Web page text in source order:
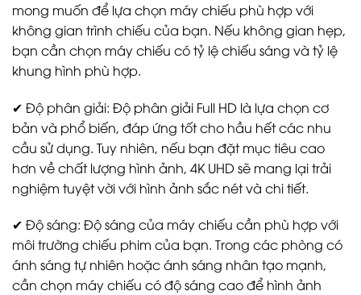
mong muốn để lựa chọn máy chiếu phù hợp với
không gian trình chiếu của bạn. Nếu không gian hẹp,
bạn cần chọn máy chiếu có tỷ lệ chiếu sáng và tỷ lệ
khung hình phù hợp.
✔ Độ phân giải: Độ phân giải Full HD là lựa chọn cơ
bản và phổ biến, đáp ứng tốt cho hầu hết các nhu
cầu sử dụng. Tuy nhiên, nếu bạn đặt mục tiêu cao
hơn về chất lượng hình ảnh, 4K UHD sẽ mang lại trải
nghiệm tuyệt vời với hình ảnh sắc nét và chi tiết.
✔ Độ sáng: Độ sáng của máy chiếu cần phù hợp với
môi trường chiếu phim của bạn. Trong các phòng có
ánh sáng tự nhiên hoặc ánh sáng nhân tạo mạnh,
cần chọn máy chiếu có độ sáng cao để hình ảnh